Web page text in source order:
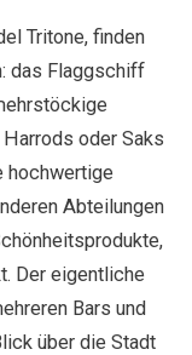
Tritone, finden
das Flaggschiff
oder Saks
hochwertige
Abteilungen
Der eigentliche
Bars und
über die Stadt